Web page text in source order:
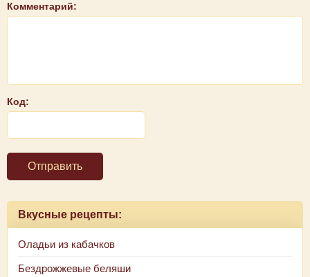
Комментарий:
Код:
Отправить
Вкусные рецепты:
Оладьи из кабачков
Бездрожжевые беляши